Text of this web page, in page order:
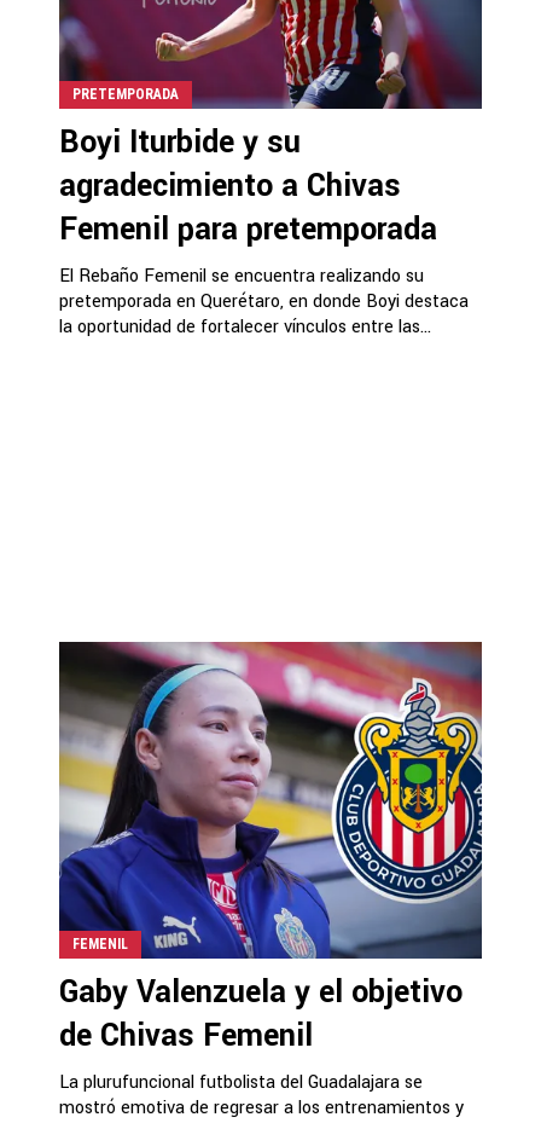
PRETEMPORADA
Boyi Iturbide y su
agradecimiento a Chivas
Femenil para pretemporada
El Rebaño Femenil se encuentra realizando su
pretemporada en Querétaro, en donde Boyi destaca
la oportunidad de fortalecer vínculos entre las...
FEMENIL
Gaby Valenzuela y el objetivo
de Chivas Femenil
La plurufuncional futbolista del Guadalajara se
mostró emotiva de regresar a los entrenamientos y